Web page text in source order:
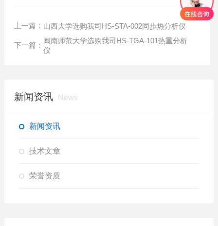
上一篇： 山西大学选购我司HS-STA-002同步热分析仪
下一篇：
闽南师范大学选购我司HS-TGA-101热重分析
仪
新闻资讯 News
新闻资讯
技术文章
荣誉资质